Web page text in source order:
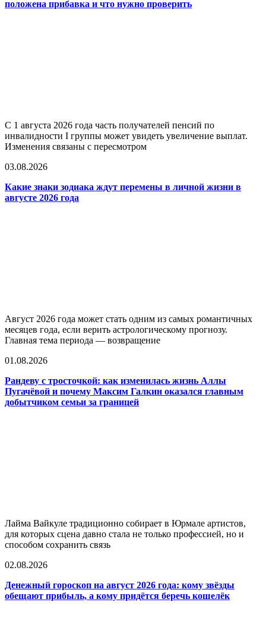
положена прибавка и что нужно проверить
С 1 августа 2026 года часть получателей пенсий по
инвалидности I группы может увидеть увеличение выплат.
Изменения связаны с пересмотром
03.08.2026
Какие знаки зодиака ждут перемены в личной жизни в
августе 2026 года
Август 2026 года может стать одним из самых романтичных
месяцев года, если верить астрологическому прогнозу.
Главная тема периода — возвращение
01.08.2026
Рандеву с тросточкой: как изменилась жизнь Аллы
Пугачёвой и почему Максим Галкин оказался главным
добытчиком семьи за границей
Лайма Вайкуле традиционно собирает в Юрмале артистов,
для которых сцена давно стала не только профессией, но и
способом сохранить связь
02.08.2026
Денежный гороскоп на август 2026 года: кому звёзды
обещают прибыль, а кому придётся беречь кошелёк